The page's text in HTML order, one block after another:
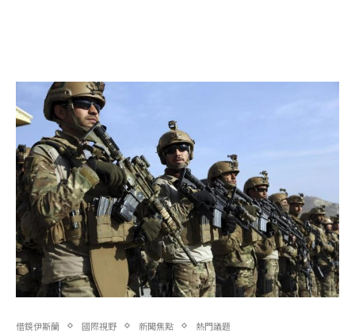
借鏡伊斯蘭 國際視野 新聞焦點 熱門議題